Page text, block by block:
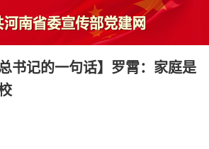
书记的一句话】罗霄：家庭是